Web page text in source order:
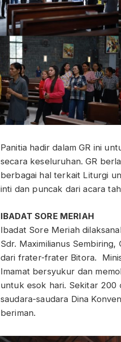
Panitia hadir dalam GR ini
secara keseluruhan. GR
berbagai hal terkait Liturgi
inti dan puncak dari acara
IBADAT SORE MERIAH
Ibadat Sore Meriah
Sdr. Maximilianus
dari frater-frater Bitora.
Imamat bersyukur dan
untuk esok hari. Sekitar 200
saudara-saudara Dina
beriman.